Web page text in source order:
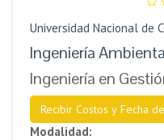
Universidad Nacional de
Ingeniería
Ingeniería en
Recibir Costos y Fecha
Modalidad: